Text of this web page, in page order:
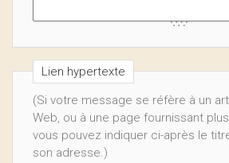
Lien hypertexte
(Si votre message se réfère à un
Web, ou à une page fournissant plus
vous pouvez indiquer ci-après le
son adresse.)